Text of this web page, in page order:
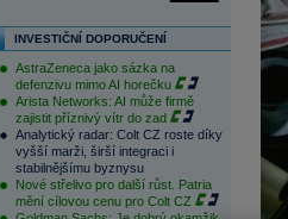
INVESTIČNÍ DOPORUČENÍ
AstraZeneca jako sázka na
defenzivu mimo AI horečku
Arista Networks: AI může firmě
zajistit příznivý vítr do zad
Analytický radar: Colt CZ roste díky
vyšší marži, širší integraci i
stabilnějšímu byznysu
Nové střelivo pro další růst. Patria
mění cílovou cenu pro Colt CZ